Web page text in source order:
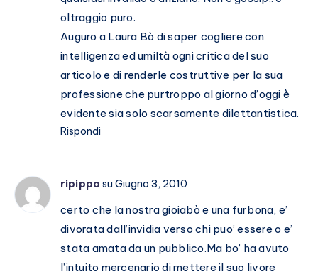
oltraggio puro.
Auguro a Laura Bò di saper cogliere con
intelligenza ed umiltà ogni critica del suo
articolo e di renderle costruttive per la sua
professione che purtroppo al giorno d’oggi è
evidente sia solo scarsamente dilettantistica.
Rispondi
ripippo su Giugno 3, 2010
certo che la nostra gioiabò e una furbona, e’
divorata dall’invidia verso chi puo’ essere o e’
stata amata da un pubblico.Ma bo’ ha avuto
l’intuito mercenario di mettere il suo livore